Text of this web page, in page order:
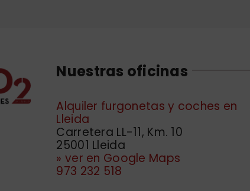
Nuestras oficinas
Alquiler furgonetas y coches en
Lleida
Carretera LL-11, Km. 10
25001 Lleida
» ver en Google Maps
973 232 518